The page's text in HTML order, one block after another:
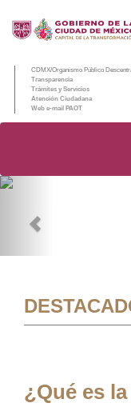
CDMX/Organismo Público
Transparencia
Trámites y Servicios
Atención Ciudadana
Web e-mail PAOT
¿Qué es